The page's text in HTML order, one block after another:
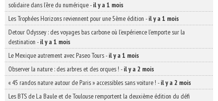
solidaire dans l’ère du numérique-il y a 1 mois
Les Trophées Horizons reviennent pour une 5ème édition -il y a 1 mois
Detour Odyssey : des voyages bas carbone où l’expérience l’emporte sur la
destination -il y a 1 mois
Le Mexique autrement avec Paseo Tours-il y a 1 mois
Observer la nature : des arbres et des orques ! -il y a 2 mois
« 45 randos nature autour de Paris » accessibles sans voiture ! -il y a 2 mois
Les BTS de La Baule et de Toulouse remportent la deuxième édition du défi